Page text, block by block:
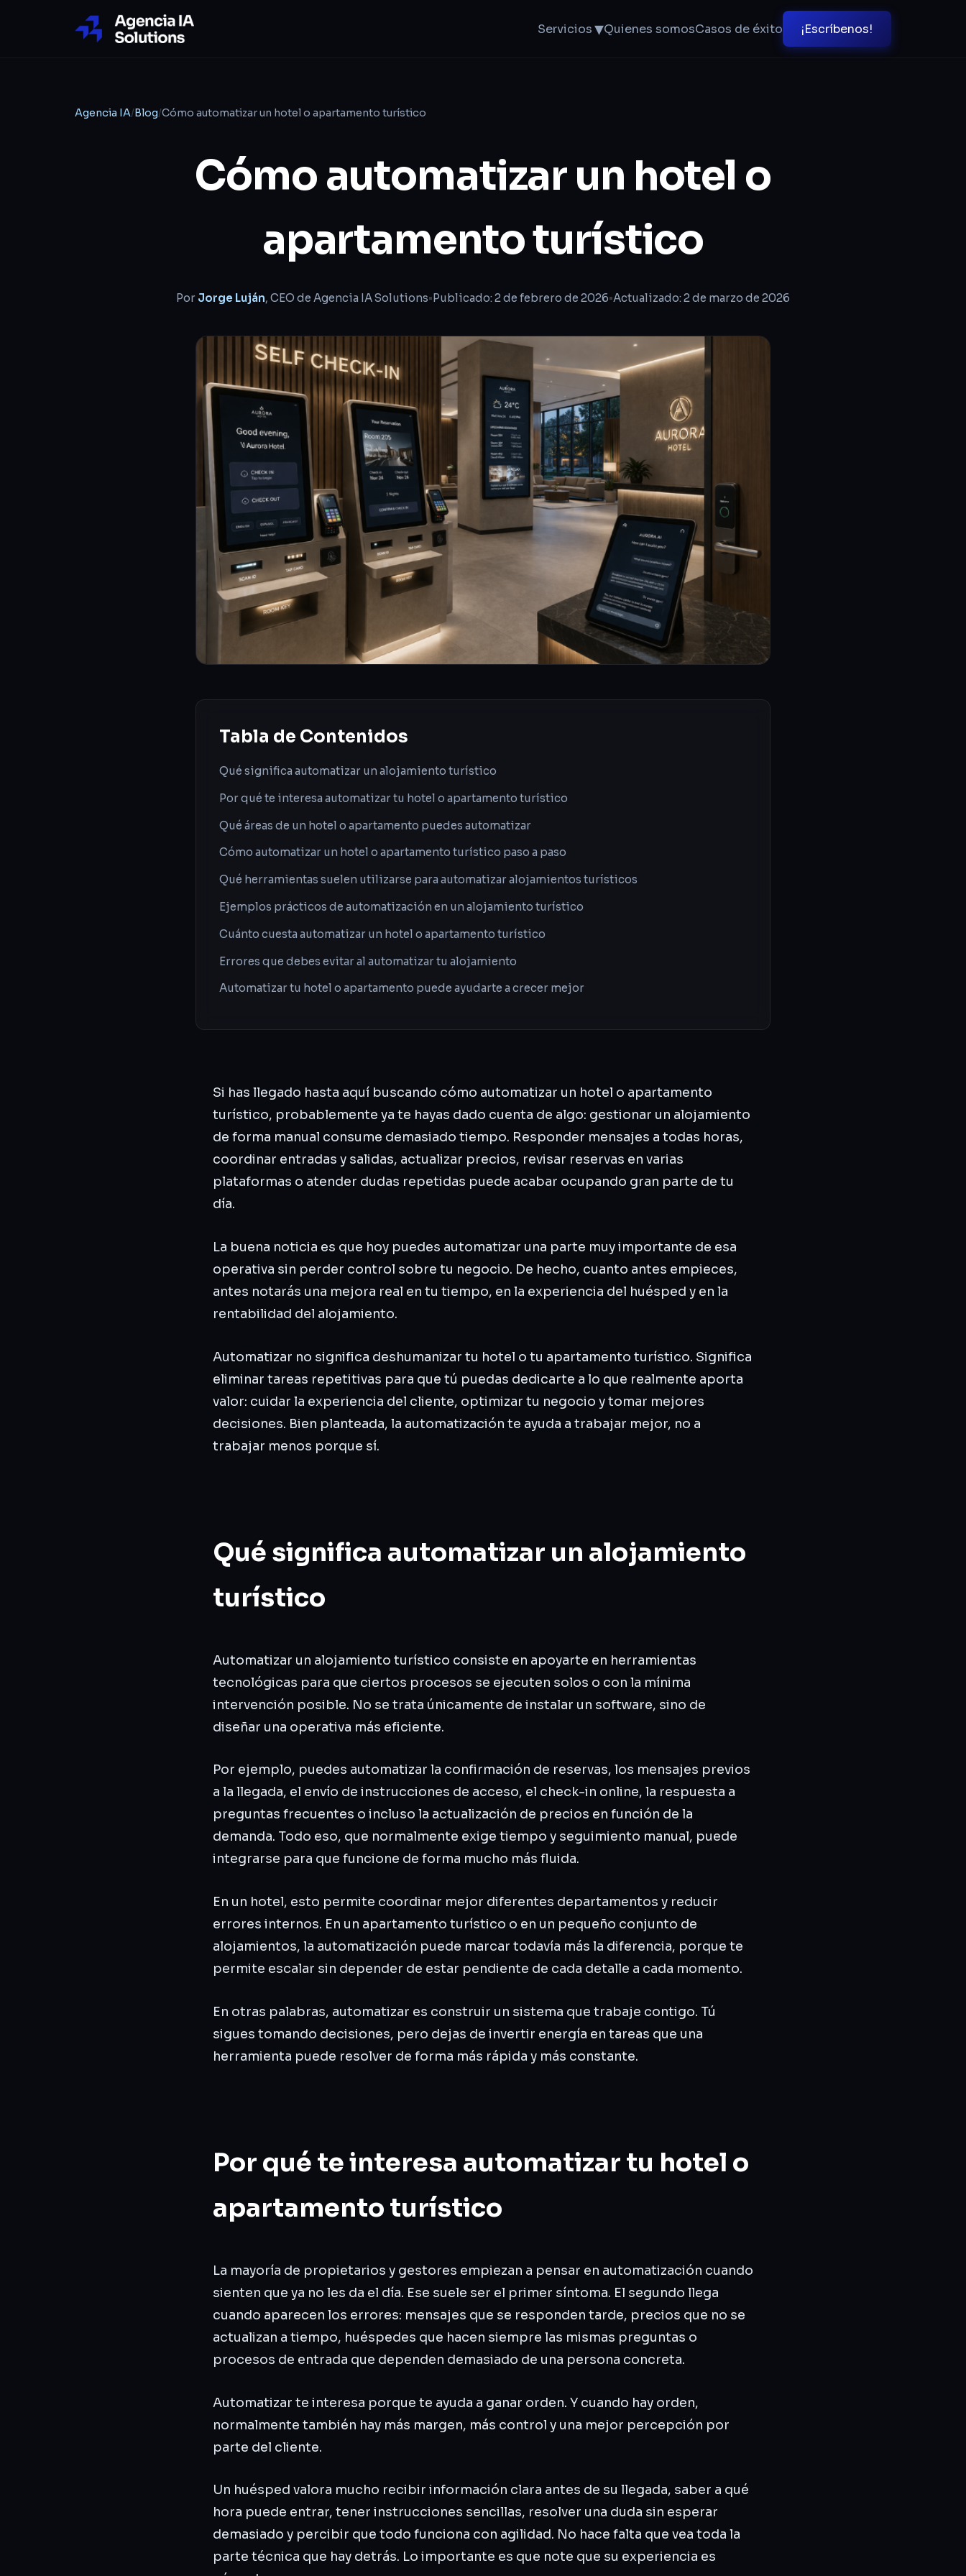
Servicios▾Quienes somosCasos de éxito ¡Escríbenos!
Agencia IA/Blog/Cómo automatizar un hotel o apartamento turístico
Cómo automatizar un hotel o
apartamento turístico
Por Jorge Luján, CEO de Agencia IA Solutions•Publicado: 2 de febrero de 2026•Actualizado: 2 de marzo de 2026
Tabla de Contenidos
Qué significa automatizar un alojamiento turístico
Por qué te interesa automatizar tu hotel o apartamento turístico
Qué áreas de un hotel o apartamento puedes automatizar
Cómo automatizar un hotel o apartamento turístico paso a paso
Qué herramientas suelen utilizarse para automatizar alojamientos turísticos
Ejemplos prácticos de automatización en un alojamiento turístico
Cuánto cuesta automatizar un hotel o apartamento turístico
Errores que debes evitar al automatizar tu alojamiento
Automatizar tu hotel o apartamento puede ayudarte a crecer mejor
Si has llegado hasta aquí buscando cómo automatizar un hotel o apartamento
turístico, probablemente ya te hayas dado cuenta de algo: gestionar un alojamiento
de forma manual consume demasiado tiempo. Responder mensajes a todas horas,
coordinar entradas y salidas, actualizar precios, revisar reservas en varias
plataformas o atender dudas repetidas puede acabar ocupando gran parte de tu
día.
La buena noticia es que hoy puedes automatizar una parte muy importante de esa
operativa sin perder control sobre tu negocio. De hecho, cuanto antes empieces,
antes notarás una mejora real en tu tiempo, en la experiencia del huésped y en la
rentabilidad del alojamiento.
Automatizar no significa deshumanizar tu hotel o tu apartamento turístico. Significa
eliminar tareas repetitivas para que tú puedas dedicarte a lo que realmente aporta
valor: cuidar la experiencia del cliente, optimizar tu negocio y tomar mejores
decisiones. Bien planteada, la automatización te ayuda a trabajar mejor, no a
trabajar menos porque sí.
Qué significa automatizar un alojamiento
turístico
Automatizar un alojamiento turístico consiste en apoyarte en herramientas
tecnológicas para que ciertos procesos se ejecuten solos o con la mínima
intervención posible. No se trata únicamente de instalar un software, sino de
diseñar una operativa más eficiente.
Por ejemplo, puedes automatizar la confirmación de reservas, los mensajes previos
a la llegada, el envío de instrucciones de acceso, el check-in online, la respuesta a
preguntas frecuentes o incluso la actualización de precios en función de la
demanda. Todo eso, que normalmente exige tiempo y seguimiento manual, puede
integrarse para que funcione de forma mucho más fluida.
En un hotel, esto permite coordinar mejor diferentes departamentos y reducir
errores internos. En un apartamento turístico o en un pequeño conjunto de
alojamientos, la automatización puede marcar todavía más la diferencia, porque te
permite escalar sin depender de estar pendiente de cada detalle a cada momento.
En otras palabras, automatizar es construir un sistema que trabaje contigo. Tú
sigues tomando decisiones, pero dejas de invertir energía en tareas que una
herramienta puede resolver de forma más rápida y más constante.
Por qué te interesa automatizar tu hotel o
apartamento turístico
La mayoría de propietarios y gestores empiezan a pensar en automatización cuando
sienten que ya no les da el día. Ese suele ser el primer síntoma. El segundo llega
cuando aparecen los errores: mensajes que se responden tarde, precios que no se
actualizan a tiempo, huéspedes que hacen siempre las mismas preguntas o
procesos de entrada que dependen demasiado de una persona concreta.
Automatizar te interesa porque te ayuda a ganar orden. Y cuando hay orden,
normalmente también hay más margen, más control y una mejor percepción por
parte del cliente.
Un huésped valora mucho recibir información clara antes de su llegada, saber a qué
hora puede entrar, tener instrucciones sencillas, resolver una duda sin esperar
demasiado y percibir que todo funciona con agilidad. No hace falta que vea toda la
parte técnica que hay detrás. Lo importante es que note que su experiencia es